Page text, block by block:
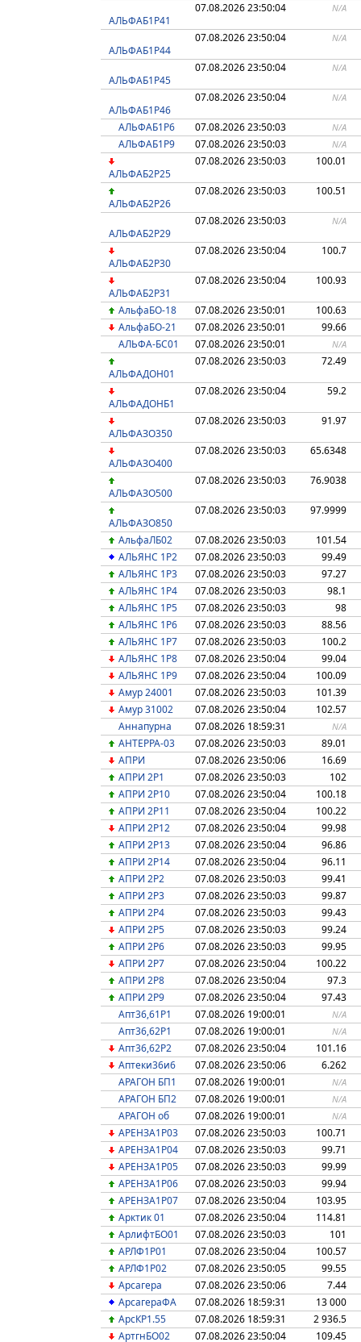
АЛЬФАБ1Р41
07.08.2026 23:50:04 N/A
АЛЬФАБ1Р44
07.08.2026 23:50:04 N/A
АЛЬФАБ1Р45
07.08.2026 23:50:04 N/A
АЛЬФАБ1Р46
07.08.2026 23:50:04 N/A
АЛЬФАБ1Р6 07.08.2026 23:50:03 N/A
АЛЬФАБ1Р9 07.08.2026 23:50:03 N/A
АЛЬФАБ2Р25
07.08.2026 23:50:03 100.01
АЛЬФАБ2Р26
07.08.2026 23:50:03 100.51
АЛЬФАБ2Р29
07.08.2026 23:50:03 N/A
АЛЬФАБ2Р30
07.08.2026 23:50:04 100.7
АЛЬФАБ2Р31
07.08.2026 23:50:04 100.93
АльфаБО-18 07.08.2026 23:50:01
100.63
АльфаБО-21
07.08.2026 23:50:01
99.66
АЛЬФА-БС01
07.08.2026 23:50:01 N/A
АЛЬФАДОН01
07.08.2026 23:50:03 72.49
АЛЬФАДОНБ1
07.08.2026 23:50:04 59.2
АЛЬФАЗО350
07.08.2026 23:50:03 91.97
АЛЬФАЗО400
07.08.2026 23:50:03 65.6348
АЛЬФАЗО500
07.08.2026 23:50:03 76.9038
АЛЬФАЗО850
07.08.2026 23:50:03 97.9999
АльфаЛБ02 07.08.2026 23:50:03
101.54
АЛЬЯНС 1P2
07.08.2026 23:50:03
99.49
АЛЬЯНС 1P3
07.08.2026 23:50:03
97.27
АЛЬЯНС 1P4
07.08.2026 23:50:03
98.1
АЛЬЯНС 1P5
07.08.2026 23:50:03
98
АЛЬЯНС 1P6
07.08.2026 23:50:03
88.56
АЛЬЯНС 1P7
07.08.2026 23:50:03
100.2
АЛЬЯНС 1P8
07.08.2026 23:50:04
99.04
АЛЬЯНС 1P9
07.08.2026 23:50:04
100.09
Амур 24001
07.08.2026 23:50:03
101.39
Амур 31002
07.08.2026 23:50:04
102.57
Аннапурна
07.08.2026 18:59:31 N/A
АНТЕРРА-03 07.08.2026 23:50:03
89.01
АПРИ
07.08.2026 23:50:06
16.69
АПРИ 2Р1
07.08.2026 23:50:03
102
АПРИ 2Р10
07.08.2026 23:50:04
100.18
АПРИ 2Р11
07.08.2026 23:50:04
100.22
АПРИ 2Р12
07.08.2026 23:50:04
99.98
АПРИ 2Р13
07.08.2026 23:50:04
96.86
АПРИ 2Р14
07.08.2026 23:50:04
96.11
АПРИ 2Р2
07.08.2026 23:50:03
99.41
АПРИ 2Р3
07.08.2026 23:50:03
99.87
АПРИ 2Р4
07.08.2026 23:50:03
99.43
АПРИ 2Р5
07.08.2026 23:50:03
99.24
АПРИ 2Р6
07.08.2026 23:50:03
99.95
АПРИ 2Р7
07.08.2026 23:50:04
100.22
АПРИ 2Р8
07.08.2026 23:50:04
97.3
АПРИ 2Р9
07.08.2026 23:50:04
97.43
Апт36,61P1
07.08.2026 19:00:01 N/A
Апт36,62P1 07.08.2026 19:00:01 N/A
Апт36,62P2 07.08.2026 23:50:04
101.16
Аптеки36и6
07.08.2026 23:50:06
6.262
АРАГОН БП1
07.08.2026 19:00:01 N/A
АРАГОН БП2 07.08.2026 19:00:01 N/A
АРАГОН об 07.08.2026 19:00:01 N/A
АРЕНЗА1Р03 07.08.2026 23:50:03
100.71
АРЕНЗА1Р04
07.08.2026 23:50:03
99.71
АРЕНЗА1Р05
07.08.2026 23:50:03
99.99
АРЕНЗА1Р06
07.08.2026 23:50:03
99.94
АРЕНЗА1Р07
07.08.2026 23:50:04
103.95
Арктик 01
07.08.2026 23:50:04
114.81
АрлифтБО01
07.08.2026 23:50:03
101
АРЛФ1Р01
07.08.2026 23:50:04
100.57
АРЛФ1Р02
07.08.2026 23:50:05
99.55
Арсагера
07.08.2026 23:50:06
7.44
АрсагераФА
07.08.2026 18:59:31
13 000
АрсКР1.55
07.08.2026 18:59:31
2 936.5
АртгнБО02
07.08.2026 23:50:04 109.45